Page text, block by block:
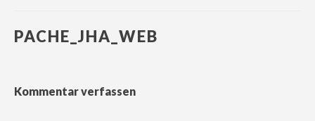
PACHE_JHA_WEB
Kommentar verfassen